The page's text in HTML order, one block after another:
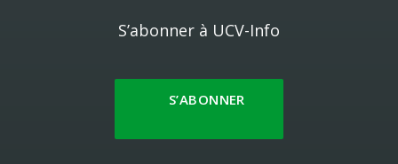
S’abonner à UCV-Info
S’ABONNER